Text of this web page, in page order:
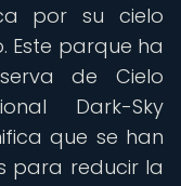
por su cielo
Este parque ha
de Cielo
Dark-Sky
que se han
para reducir la